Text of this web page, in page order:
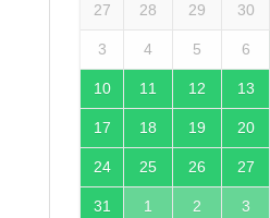
27 28 29 30
3 4 5 6
10 11 12 13
17 18 19 20
24 25 26 27
31 1 2 3